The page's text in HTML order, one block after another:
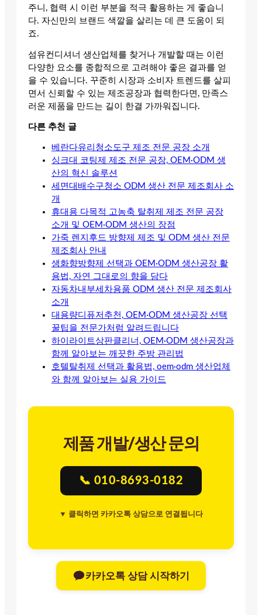
주니, 협력 시 이런 부분을 적극 활용하는 게 좋습니
다. 자신만의 브랜드 색깔을 살리는 데 큰 도움이 되
죠.
섬유컨디셔너 생산업체를 찾거나 개발할 때는 이런
다양한 요소를 종합적으로 고려해야 좋은 결과를 얻
을 수 있습니다. 꾸준히 시장과 소비자 트렌드를 살피
면서 신뢰할 수 있는 제조공장과 협력한다면, 만족스
러운 제품을 만드는 길이 한결 가까워집니다.
다른 추천 글
베란다유리청소도구 제조 전문 공장 소개
싱크대 코팅제 제조 전문 공장, OEM·ODM 생
산의 혁신 솔루션
세면대배수구청소 ODM 생산 전문 제조회사 소
개
휴대용 다목적 고농축 탈취제 제조 전문 공장
소개 및 OEM·ODM 생산의 장점
가죽 렌지후드 방향제 제조 및 ODM 생산 전문
제조회사 안내
생화향방향제 선택과 OEM·ODM 생산공장 활
용법, 자연 그대로의 향을 담다
자동차내부세차용품 ODM 생산 전문 제조회사
소개
대용량디퓨저추천, OEM·ODM 생산공장 선택
꿀팁을 전문가처럼 알려드립니다
하이라이트상판클리너, OEM·ODM 생산공장과
함께 알아보는 깨끗한 주방 관리법
호텔탈취제 선택과 활용법, oem·odm 생산업체
와 함께 알아보는 실용 가이드
제품 개발/생산 문의
📞 010-8693-0182
▼ 클릭하면 카카오톡 상담으로 연결됩니다
카카오톡 상담 시작하기